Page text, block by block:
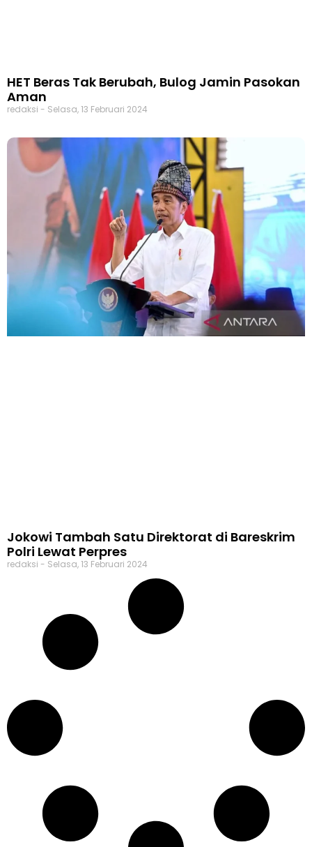
HET Beras Tak Berubah, Bulog Jamin Pasokan
Aman
redaksi Selasa, 13 Februari 2024
Jokowi Tambah Satu Direktorat di Bareskrim
Polri Lewat Perpres
redaksi Selasa, 13 Februari 2024